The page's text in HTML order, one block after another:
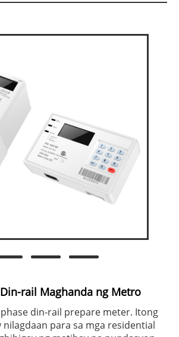
rail Maghanda ng Metro
din-rail prepare meter. Itong
para sa mga residential